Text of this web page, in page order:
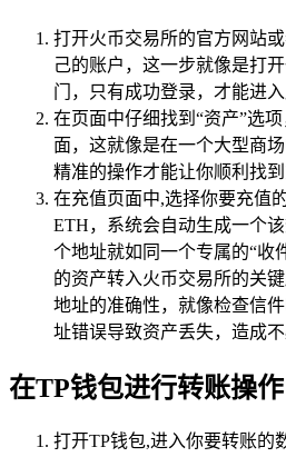
打开火币交易所的官方网站
己的账户，这一步就像是打
门，只有成功登录，才能进入
在页面中仔细找到“资产”选
面，这就像是在一个大型商
精准的操作才能让你顺利找到
在充值页面中,选择你要充值
ETH，系统会自动生成一个
个地址就如同一个专属的“收
的资产转入火币交易所的关
地址的准确性，就像检查信
址错误导致资产丢失，造成不
在TP钱包进行转账操作
打开TP钱包,进入你要转账的